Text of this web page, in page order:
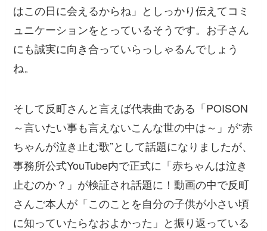
はこの日に会えるからね」としっかり伝えてコミ
ュニケーションをとっているそうです。お子さん
にも誠実に向き合っていらっしゃるんでしょう
ね。
そして反町さんと言えば代表曲である「POISON
～言いたい事も言えないこんな世の中は～」が“赤
ちゃんが泣き止む歌”として話題になりましたが、
事務所公式YouTube内で正式に「赤ちゃんは泣き
止むのか？」が検証され話題に！動画の中で反町
さんご本人が「このことを自分の子供が小さい頃
に知っていたらなおよかった」と振り返っている